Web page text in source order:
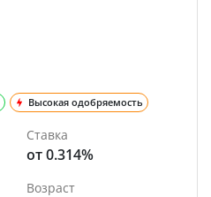
Высокая одобряемость
Ставка
от 0.314%
Возраст